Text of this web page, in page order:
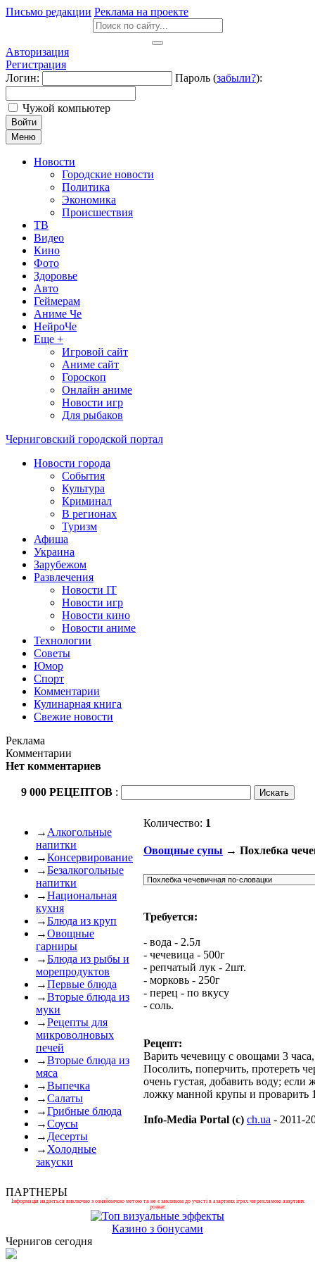
Письмо редакции Реклама на проекте
Авторизация
Регистрация
Логин:
Пароль (забыли?):
Чужой компьютер
Войти
Меню
Новости
Городские новости
Политика
Экономика
Происшествия
ТВ
Видео
Кино
Фото
Здоровье
Авто
Геймерам
Аниме Че
НейроЧе
Еще +
Игровой сайт
Аниме сайт
Гороскоп
Онлайн аниме
Новости игр
Для рыбаков
Черниговский городской портал
Новости города
События
Культура
Криминал
В регионах
Туризм
Афиша
Украина
Зарубежом
Развлечения
Новости IT
Новости игр
Новости кино
Новости аниме
Технологии
Советы
Юмор
Спорт
Комментарии
Кулинарная книга
Свежие новости
Реклама
Комментарии
Нет комментариев
9 000 РЕЦЕПТОВ :
→ Алкогольные
напитки
→Консервирование
→Безалкогольные
напитки
→Национальная
кухня
→Блюда из круп
→Овощные
гарниры
→Блюда из рыбы и
морепродуктов
→Первые блюда
→Вторые блюда из
муки
→Рецепты для
микроволновых
печей
→Вторые блюда из
мяса
→Выпечка
→Салаты
→Грибные блюда
→Соусы
→ Десерты
→ Холодные
закуски
Количество: 1
Овощные супы → Похлебка
Требуется:
- вода - 2.5л
- чечевица - 500г
- репчатый лук - 2шт.
- морковь - 250г
- перец - по вкусу
- соль.
Рецепт:
Варить чечевицу с овощами 3
Посолить, поперчить, протереть
очень густая, добавить воду;
ложку манной крупы и проварить
Info-Media Portal (c) ch.ua - 2011-
ПАРТНЕРЫ
Інформація надається виключно з ознайомчою метою та не є закликом до участі в азартних іграх чи рекламою азартних
розваг.
Казино з бонусами
Чернигов сегодня